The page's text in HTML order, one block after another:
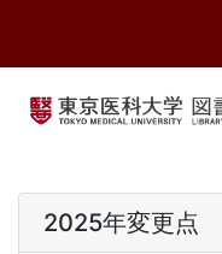
2025年変更点